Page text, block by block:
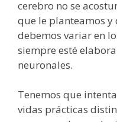
cerebro no se
que le planteamos y
debemos variar en
siempre esté
neuronales.
Tenemos que
vidas prácticas